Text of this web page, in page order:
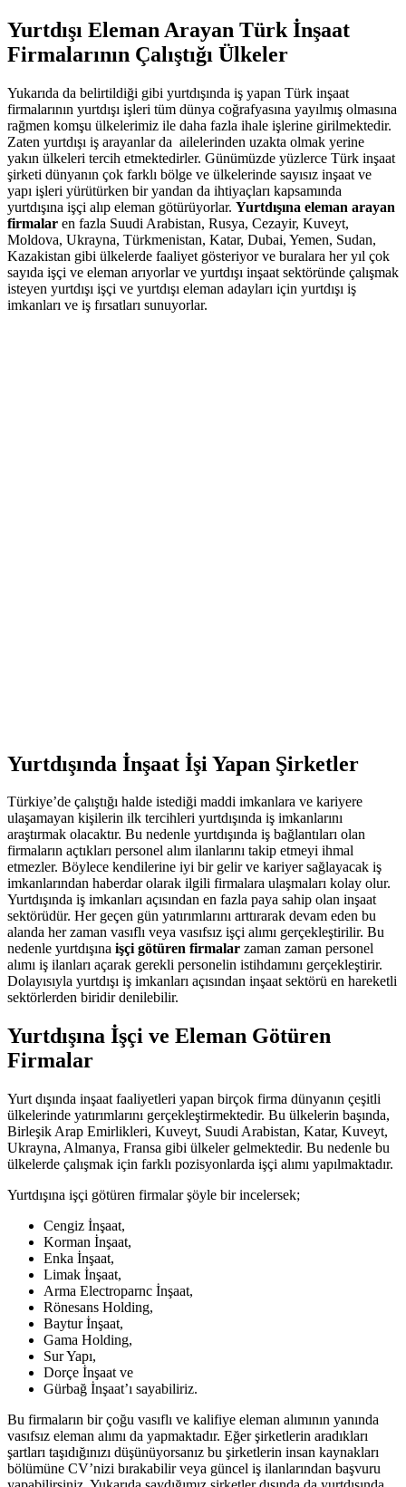
Yurtdışı Eleman Arayan Türk İnşaat
Firmalarının Çalıştığı Ülkeler
Yukarıda da belirtildiği gibi yurtdışında iş yapan Türk inşaat
firmalarının yurtdışı işleri tüm dünya coğrafyasına yayılmış olmasına
rağmen komşu ülkelerimiz ile daha fazla ihale işlerine girilmektedir.
Zaten yurtdışı iş arayanlar da ailelerinden uzakta olmak yerine
yakın ülkeleri tercih etmektedirler. Günümüzde yüzlerce Türk inşaat
şirketi dünyanın çok farklı bölge ve ülkelerinde sayısız inşaat ve
yapı işleri yürütürken bir yandan da ihtiyaçları kapsamında
yurtdışına işçi alıp eleman götürüyorlar. Yurtdışına eleman arayan
firmalar en fazla Suudi Arabistan, Rusya, Cezayir, Kuveyt,
Moldova, Ukrayna, Türkmenistan, Katar, Dubai, Yemen, Sudan,
Kazakistan gibi ülkelerde faaliyet gösteriyor ve buralara her yıl çok
sayıda işçi ve eleman arıyorlar ve yurtdışı inşaat sektöründe çalışmak
isteyen yurtdışı işçi ve yurtdışı eleman adayları için yurtdışı iş
imkanları ve iş fırsatları sunuyorlar.
Yurtdışında İnşaat İşi Yapan Şirketler
Türkiye’de çalıştığı halde istediği maddi imkanlara ve kariyere
ulaşamayan kişilerin ilk tercihleri yurtdışında iş imkanlarını
araştırmak olacaktır. Bu nedenle yurtdışında iş bağlantıları olan
firmaların açtıkları personel alım ilanlarını takip etmeyi ihmal
etmezler. Böylece kendilerine iyi bir gelir ve kariyer sağlayacak iş
imkanlarından haberdar olarak ilgili firmalara ulaşmaları kolay olur.
Yurtdışında iş imkanları açısından en fazla paya sahip olan inşaat
sektörüdür. Her geçen gün yatırımlarını arttırarak devam eden bu
alanda her zaman vasıflı veya vasıfsız işçi alımı gerçekleştirilir. Bu
nedenle yurtdışına işçi götüren firmalar zaman zaman personel
alımı iş ilanları açarak gerekli personelin istihdamını gerçekleştirir.
Dolayısıyla yurtdışı iş imkanları açısından inşaat sektörü en hareketli
sektörlerden biridir denilebilir.
Yurtdışına İşçi ve Eleman Götüren
Firmalar
Yurt dışında inşaat faaliyetleri yapan birçok firma dünyanın çeşitli
ülkelerinde yatırımlarını gerçekleştirmektedir. Bu ülkelerin başında,
Birleşik Arap Emirlikleri, Kuveyt, Suudi Arabistan, Katar, Kuveyt,
Ukrayna, Almanya, Fransa gibi ülkeler gelmektedir. Bu nedenle bu
ülkelerde çalışmak için farklı pozisyonlarda işçi alımı yapılmaktadır.
Yurtdışına işçi götüren firmalar şöyle bir incelersek;
Cengiz İnşaat,
Korman İnşaat,
Enka İnşaat,
Limak İnşaat,
Arma Electroparnc İnşaat,
Rönesans Holding,
Baytur İnşaat,
Gama Holding,
Sur Yapı,
Dorçe İnşaat ve
Gürbağ İnşaat’ı sayabiliriz.
Bu firmaların bir çoğu vasıflı ve kalifiye eleman alımının yanında
vasıfsız eleman alımı da yapmaktadır. Eğer şirketlerin aradıkları
şartları taşıdığınızı düşünüyorsanız bu şirketlerin insan kaynakları
bölümüne CV’nizi bırakabilir veya güncel iş ilanlarından başvuru